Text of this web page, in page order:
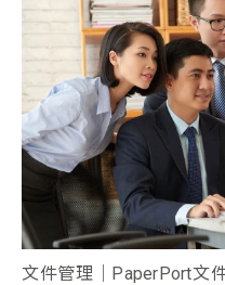
文件管理｜PaperPort文